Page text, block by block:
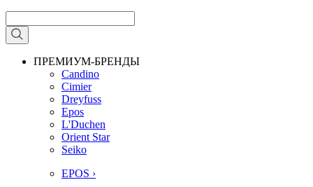
ПРЕМИУМ-БРЕНДЫ
Candino
Cimier
Dreyfuss
Epos
L'Duchen
Orient Star
Seiko
EPOS ›